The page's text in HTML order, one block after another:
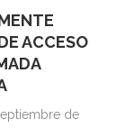
ACCESO
de